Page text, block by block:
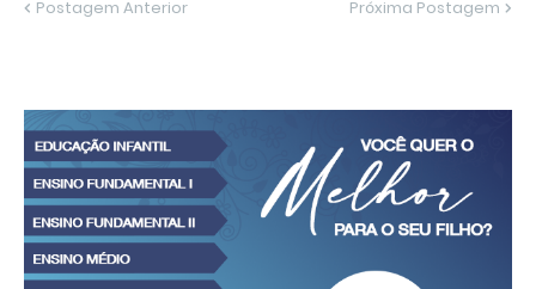
Postagem Anterior Próxima Postagem